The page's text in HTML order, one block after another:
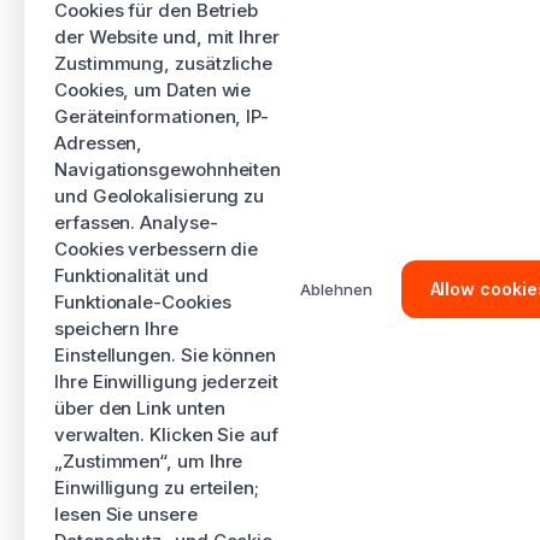
Cookies für den Betrieb
der Website und, mit Ihrer
Zustimmung, zusätzliche
Cookies, um Daten wie
Geräteinformationen, IP-
Adressen,
Navigationsgewohnheiten
und Geolokalisierung zu
erfassen. Analyse-
Cookies verbessern die
Funktionalität und
Funktionale-Cookies
speichern Ihre
Einstellungen. Sie können
Ihre Einwilligung jederzeit
über den Link unten
verwalten. Klicken Sie auf
„Zustimmen“, um Ihre
Einwilligung zu erteilen;
lesen Sie unsere
Ablehnen Allow